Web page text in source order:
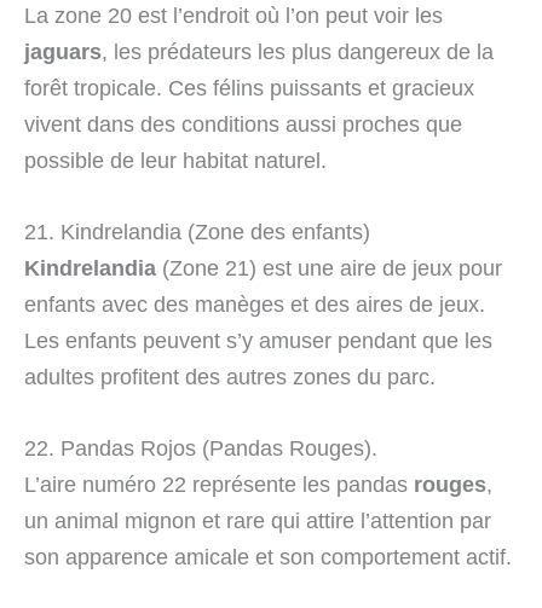
La zone 20 est l’endroit où l’on peut voir les
jaguars, les prédateurs les plus dangereux de la
forêt tropicale. Ces félins puissants et gracieux
vivent dans des conditions aussi proches que
possible de leur habitat naturel.
21. Kindrelandia (Zone des enfants)
Kindrelandia (Zone 21) est une aire de jeux pour
enfants avec des manèges et des aires de jeux.
Les enfants peuvent s’y amuser pendant que les
adultes profitent des autres zones du parc.
22. Pandas Rojos (Pandas Rouges).
L’aire numéro 22 représente les pandas rouges,
un animal mignon et rare qui attire l’attention par
son apparence amicale et son comportement actif.